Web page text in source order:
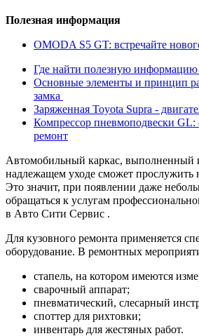
Полезная информация
OMODA S5 GT: встречайте
Где найти полезную информацию
Основные элементы и принцип
замка
Заряженная Toyota Supra -
Компрессор пневмоподвески GL:
ремонт
Автомобильный каркас, выполненный
надлежащем уходе сможет прослужить
Это значит, при появлении даже
обращаться к услугам
в Авто Сити Сервис .
Для кузовного ремонта применяется
оборудование. В ремонтных
стапель, на котором имеются
сварочный аппарат;
пневматический, слесарный
споттер для рихтовки;
инвентарь для жестяных работ.